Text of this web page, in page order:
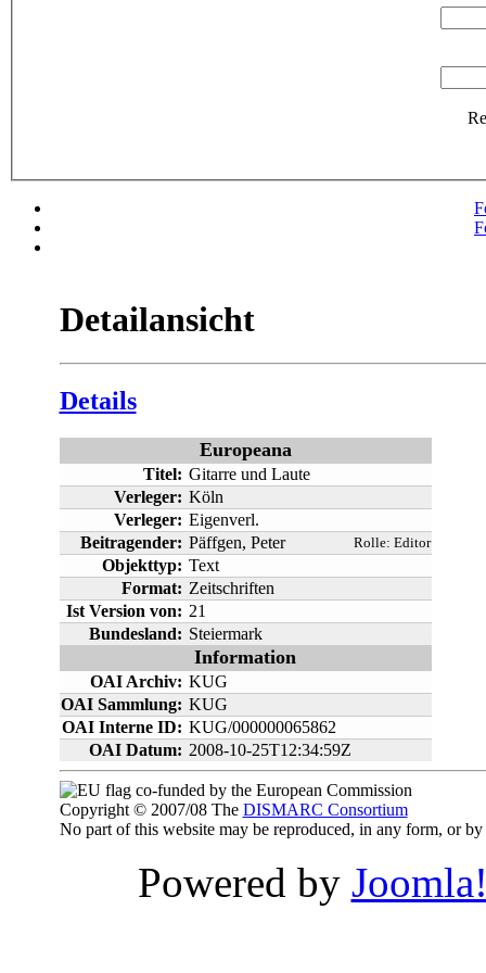
Detailansicht
Details
Europeana
Titel: Gitarre und Laute
Verleger: Köln
Verleger: Eigenverl.
Beitragender: Päffgen, Peter Rolle: Editor
Objekttyp: Text
Format: Zeitschriften
Ist Version von: 21
Bundesland: Steiermark
Information
OAI Archiv: KUG
OAI Sammlung: KUG
OAI Interne ID: KUG/000000065862
OAI Datum: 2008-10-25T12:34:59Z
co-funded by the European Commission
Copyright © 2007/08 The DISMARC Consortium
No part of this website may be reproduced, in any form, or
Powered by